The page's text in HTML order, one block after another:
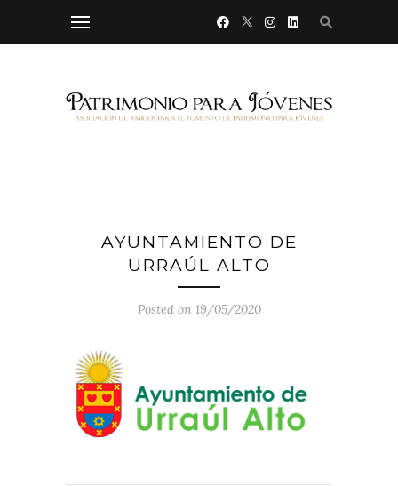
AYUNTAMIENTO DE
URRAÚL ALTO
Posted on 19/05/2020